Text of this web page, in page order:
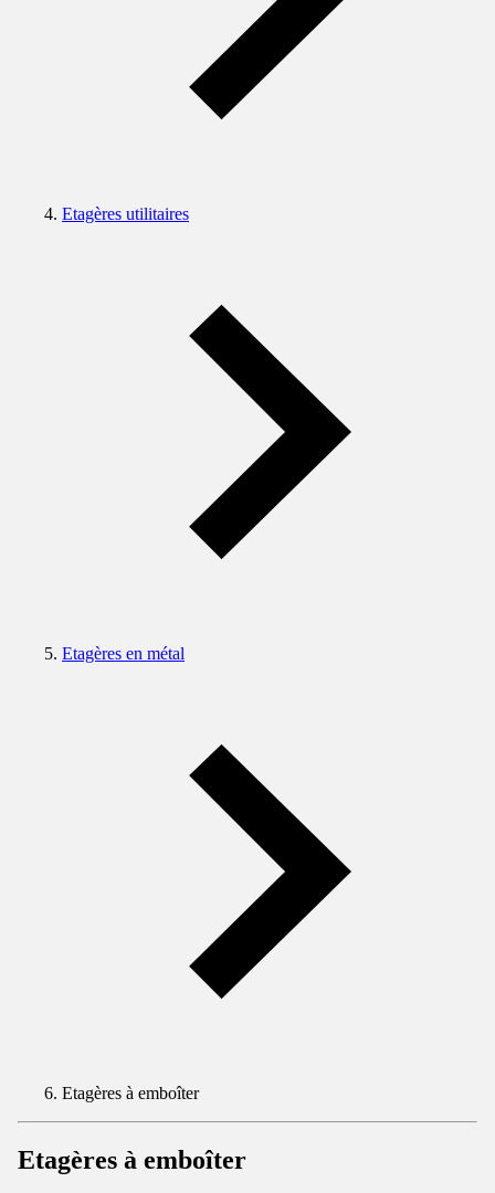
Etagères utilitaires
Etagères en métal
Etagères à emboîter
Etagères à emboîter